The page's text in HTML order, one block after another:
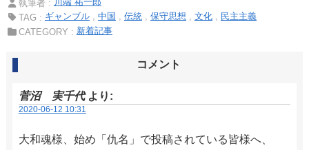
執筆者 :
TAG : ギャンブル 中国 伝統 保守思想 文化
民主主義
CATEGORY : 新着記事
コメント
菅沼 実千代 より:
2020-06-12 10:31
大和魂様、始め「仇名」で投稿されている皆様へ、